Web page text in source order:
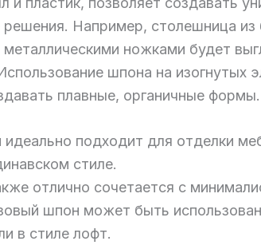
решения. Например, столешница из
металлическими ножками будет
шпона на изогнутых
плавные, органичные формы.
подходит для отделки
стиле.
отлично сочетается с
шпон может быть
в стиле лофт.